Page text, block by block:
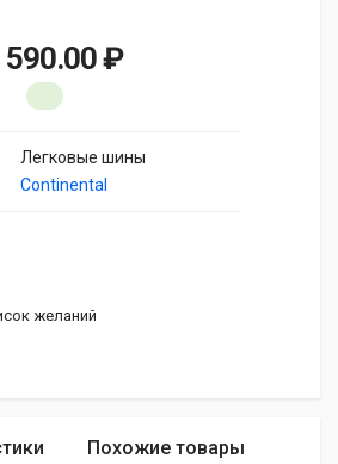
590.00 ₽
Легковые шины
Continental
желаний
Похожие товары